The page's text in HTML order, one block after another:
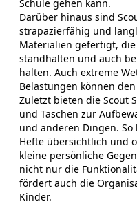
Schule gehen kann.
Darüber hinaus sind
strapazierfähig und
Materialien gefertigt,
standhalten und auch
halten. Auch extreme
Belastungen können
Zuletzt bieten die Scout
und Taschen zur
und anderen Dingen.
Hefte übersichtlich und
kleine persönliche
nicht nur die
fördert auch die
Kinder.